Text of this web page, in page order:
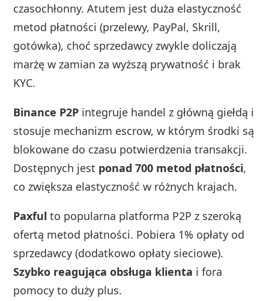
czasochłonny. Atutem jest duża elastyczność
metod płatności (przelewy, PayPal, Skrill,
gotówka), choć sprzedawcy zwykle doliczają
marżę w zamian za wyższą prywatność i brak
KYC.
Binance P2P integruje handel z główną giełdą i
stosuje mechanizm escrow, w którym środki są
blokowane do czasu potwierdzenia transakcji.
Dostępnych jest ponad 700 metod płatności,
co zwiększa elastyczność w różnych krajach.
Paxful to popularna platforma P2P z szeroką
ofertą metod płatności. Pobiera 1% opłaty od
sprzedawcy (dodatkowo opłaty sieciowe).
Szybko reagująca obsługa klienta i fora
pomocy to duży plus.